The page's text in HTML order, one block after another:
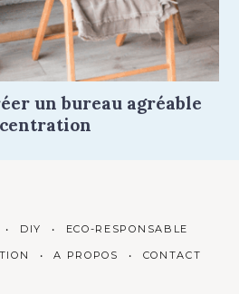
un bureau agréable
DIY ECO-RESPONSABLE
A PROPOS CONTACT